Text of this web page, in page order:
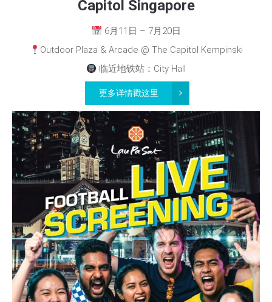
Capitol Singapore
6月11日 – 7月20日
Outdoor Plaza & Arcade @ The Capitol Kempinski
临近地铁站：City Hall
更多详情戳这里